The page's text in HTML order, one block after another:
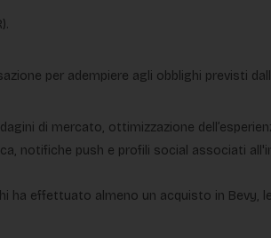
per adempiere agli obblighi previsti
di mercato, ottimizzazione
notifiche push e profili social associati
ha effettuato almeno un acquisto in Bevy,